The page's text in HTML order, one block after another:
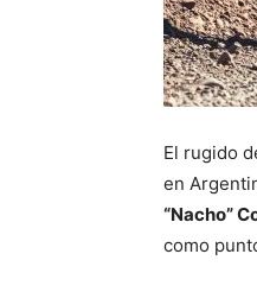
El rugido
en
“Nacho”
como